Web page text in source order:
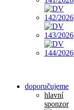
doporučujeme
hlavní
sponzor